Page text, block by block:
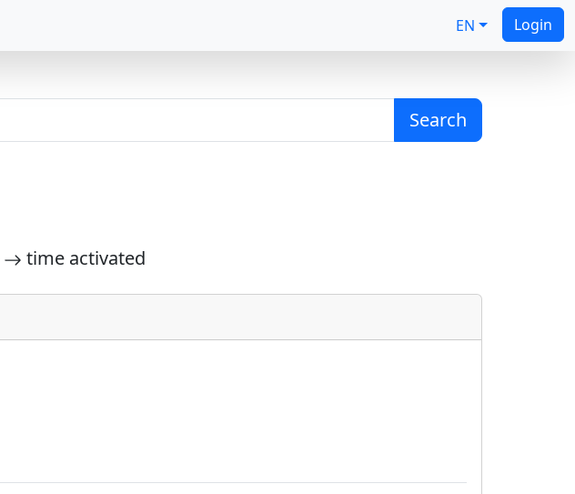
EN Login
Search
time activated